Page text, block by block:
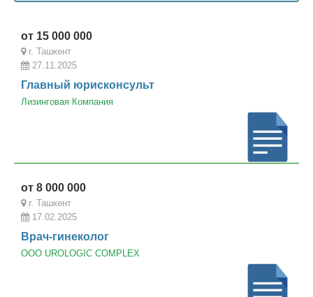
от 15 000 000
г. Ташкент
27.11.2025
Главный юрисконсульт
Лизинговая Компания
от 8 000 000
г. Ташкент
17.02.2025
Врач-гинеколог
ООО UROLOGIC COMPLEX